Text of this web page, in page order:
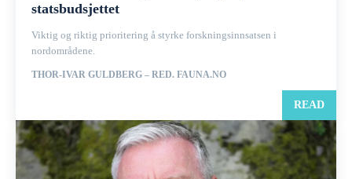
statsbudsjettet
Viktig og riktig prioritering å styrke forskningsinnsatsen i
nordområdene.
THOR-IVAR GULDBERG – RED. FAUNA.NO
READ